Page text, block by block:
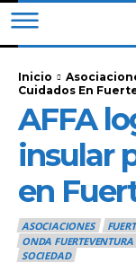
Inicio
Cuidados En
AFFA
insular
en
ASOCIACIONES
ONDA FUERTEVENTURA
SOCIEDAD